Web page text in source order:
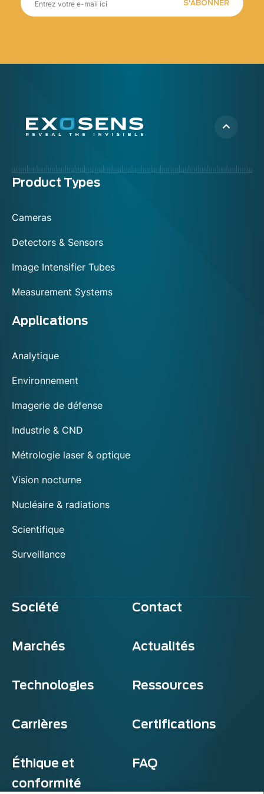
S'ABONNER
Menu
Product Types
Cameras
Detectors & Sensors
Image Intensifier Tubes
Measurement Systems
Applications
Analytique
Environnement
Imagerie de défense
Industrie & CND
Métrologie laser & optique
Vision nocturne
Nucléaire & radiations
Scientifique
Surveillance
Société Contact
Marchés Actualités
Technologies Ressources
Carrières Certifications
Éthique et
conformité
FAQ